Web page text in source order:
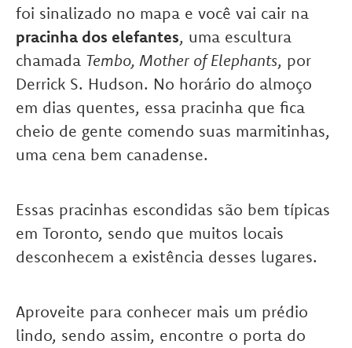
foi sinalizado no mapa e você vai cair na
pracinha dos elefantes, uma escultura
chamada Tembo, Mother of Elephants, por
Derrick S. Hudson. No horário do almoço
em dias quentes, essa pracinha que fica
cheio de gente comendo suas marmitinhas,
uma cena bem canadense.
Essas pracinhas escondidas são bem típicas
em Toronto, sendo que muitos locais
desconhecem a existência desses lugares.
Aproveite para conhecer mais um prédio
lindo, sendo assim, encontre o porta do